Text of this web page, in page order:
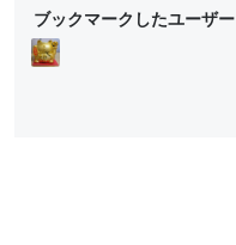
ll
o
w
ll
ブックマークしたユーザー